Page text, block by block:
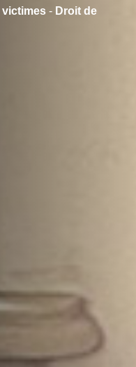
victimes - Droit de